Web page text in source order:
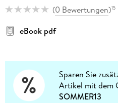
(0 Bewertungen)15
eBook pdf
Sparen Sie
Artikel mit dem
SOMMER13